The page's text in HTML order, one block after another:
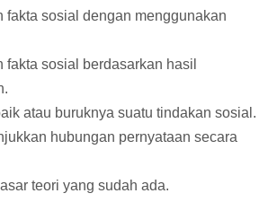
fakta sosial dengan menggunakan
fakta sosial berdasarkan hasil
atau buruknya suatu tindakan sosial.
hubungan pernyataan secara
teori yang sudah ada.